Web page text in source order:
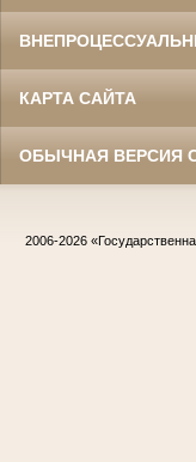
КАРТА САЙТА
ОБЫЧНАЯ ВЕРСИЯ
2006-2026